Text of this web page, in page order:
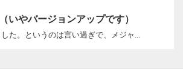
いやバージョンアップです）
した。というのは言い過ぎで、メジャ...